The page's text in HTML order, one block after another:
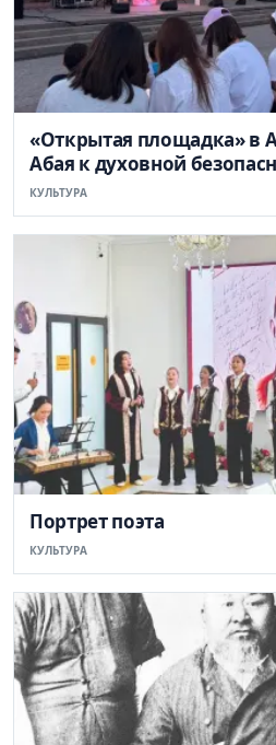
«Открытая площадка» в
Абая к духовной
КУЛЬТУРА
Портрет поэта
КУЛЬТУРА